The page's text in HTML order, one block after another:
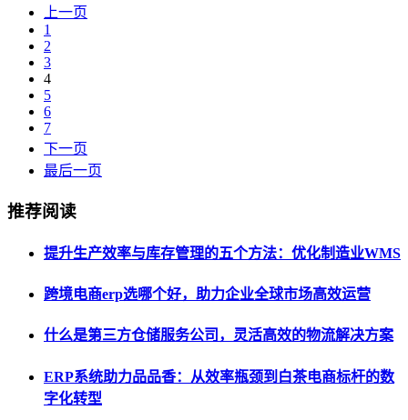
上一页
1
2
3
4
5
6
7
下一页
最后一页
推荐阅读
提升生产效率与库存管理的五个方法：优化制造业WMS
跨境电商erp选哪个好，助力企业全球市场高效运营
什么是第三方仓储服务公司，灵活高效的物流解决方案
ERP系统助力品品香：从效率瓶颈到白茶电商标杆的数
字化转型